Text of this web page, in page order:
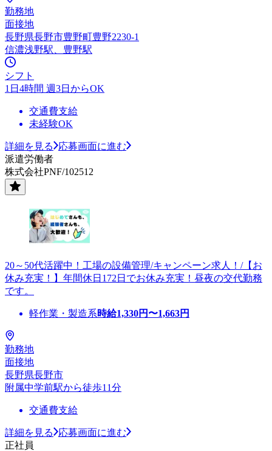
勤務地
面接地
長野県長野市豊野町豊野2230-1
信濃浅野駅、豊野駅
シフト
1日4時間 週3日からOK
交通費支給
未経験OK
詳細を見る
応募画面に進む
派遣労働者
株式会社PNF/102512
20～50代活躍中！工場の設備管理/キャンペーン求人！/【お
休み充実！】年間休日172日でお休み充実！昼夜の交代勤務
です。
軽作業・製造系時給1,330円〜1,663円
勤務地
面接地
長野県長野市
附属中学前駅から徒歩11分
交通費支給
詳細を見る
応募画面に進む
正社員